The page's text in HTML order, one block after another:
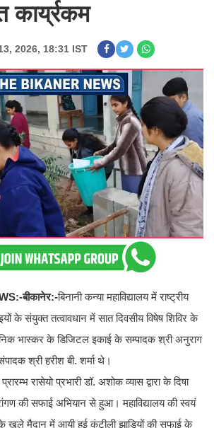
कार्य्रकम
2026, 18:31 IST
बीकानेर:-बिनानी कन्या महाविद्यालय में राष्ट्रीय
के संयुक्त तत्वावधान में सात दिवसीय विषेष शिविर के
भास्कर के डिजिटल इकाई के सम्पादक श्री अनुराग
श्री हरीश बी. शर्मा थे।
रासेयो प्रभारी डॉ. अशोक व्यास द्वारा के दिषा
की सफाई अभियान से हुआ। महाविद्यालय की स्वयं
के खुले मैदान में आयी हुई कंटीली झाड़ियों की सफाई के